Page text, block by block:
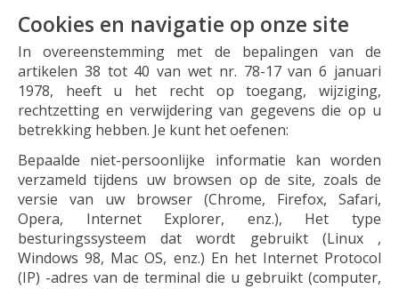
Cookies en navigatie op onze site
In overeenstemming met de bepalingen van de
artikelen 38 tot 40 van wet nr. 78-17 van 6 januari
1978, heeft u het recht op toegang, wijziging,
rechtzetting en verwijdering van gegevens die op u
betrekking hebben. Je kunt het oefenen:
Bepaalde niet-persoonlijke informatie kan worden
verzameld tijdens uw browsen op de site, zoals de
versie van uw browser (Chrome, Firefox, Safari,
Opera, Internet Explorer, enz.), Het type
besturingssysteem dat wordt gebruikt (Linux ,
Windows 98, Mac OS, enz.) En het Internet Protocol
(IP) -adres van de terminal die u gebruikt (computer,